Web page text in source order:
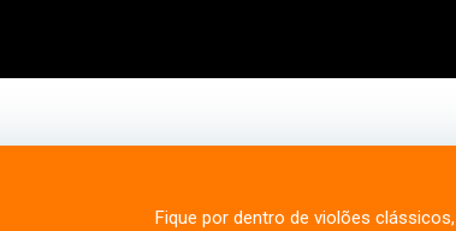
Fique por dentro de violões